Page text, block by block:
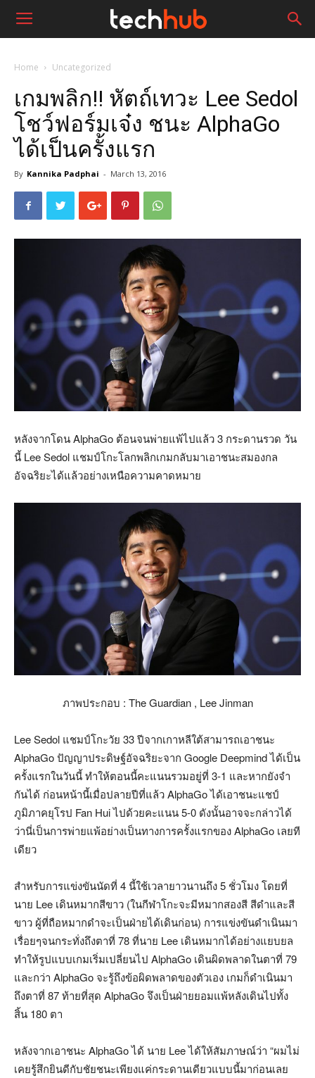
Home Uncategorized
เกมพลิก!! หัตถ์เทวะ Lee Sedol
โชว์ฟอร์มเจ๋ง ชนะ AlphaGo
ได้เป็นครั้งแรก
By Kannika Padphai - March 13, 2016
หลังจากโดน AlphaGo ต้อนจนพ่ายแพ้ไปแล้ว 3 กระดานรวด วัน
นี้ Lee Sedol แชมป์โกะโลกพลิกเกมกลับมาเอาชนะสมองกล
อัจฉริยะได้แล้วอย่างเหนือความคาดหมาย
ภาพประกอบ : The Guardian , Lee Jinman
Lee Sedol แชมป์โกะวัย 33 ปีจากเกาหลีใต้สามารถเอาชนะ
AlphaGo ปัญญาประดิษฐ์อัจฉริยะจาก Google Deepmind ได้เป็น
ครั้งแรกในวันนี้ ทำให้ตอนนี้คะแนนรวมอยู่ที่ 3-1 และหากยังจำ
กันได้ ก่อนหน้านี้เมื่อปลายปีที่แล้ว AlphaGo ได้เอาชนะแชป์
ภูมิภาคยุโรป Fan Hui ไปด้วยคะแนน 5-0 ดังนั้นอาจจะกล่าวได้
ว่านี่เป็นการพ่ายแพ้อย่างเป็นทางการครั้งแรกของ AlphaGo เลยที
เดียว
สำหรับการแข่งขันนัดที่ 4 นี้ใช้เวลายาวนานถึง 5 ชั่วโมง โดยที่
นาย Lee เดินหมากสีขาว (ในกีฬาโกะจะมีหมากสองสี สีดำและสี
ขาว ผู้ที่ถือหมากดำจะเป็นฝ่ายได้เดินก่อน) การแข่งขันดำเนินมา
เรื่อยๆจนกระทั่งถึงตาที่ 78 ที่นาย Lee เดินหมากได้อย่างแยบยล
ทำให้รูปแบบเกมเริ่มเปลี่ยนไป AlphaGo เดินผิดพลาดในตาที่ 79
และกว่า AlphaGo จะรู้ถึงข้อผิดพลาดของตัวเอง เกมก็ดำเนินมา
ถึงตาที่ 87 ท้ายที่สุด AlphaGo จึงเป็นฝ่ายยอมแพ้หลังเดินไปทั้ง
สิ้น 180 ตา
หลังจากเอาชนะ AlphaGo ได้ นาย Lee ได้ให้สัมภาษณ์ว่า “ผมไม่
เคยรู้สึกยินดีกับชัยชนะเพียงแค่กระดานเดียวแบบนี้มาก่อนเลย